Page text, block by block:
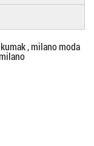
, milano moda